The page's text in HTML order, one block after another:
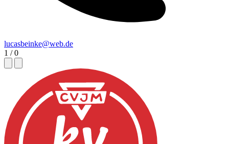
lucasbeinke@web.de
1 /0